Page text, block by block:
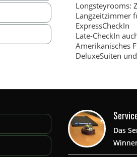
Longsteyrooms:
Langzeitzimmer
ExpressCheckIn
Late-CheckIn
Amerikanisches
DeluxeSuiten
Das